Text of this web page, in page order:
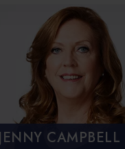
JENNY CAMPBELL